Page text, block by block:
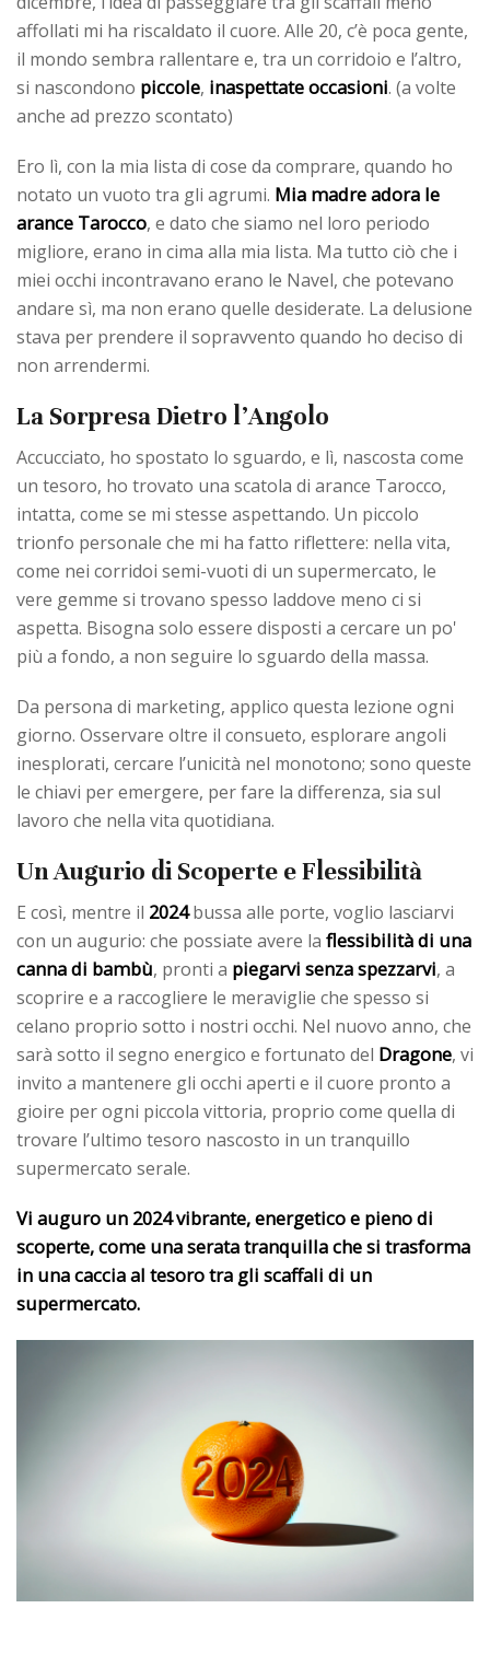
affollati mi ha riscaldato il cuore. Alle 20, c’è poca gente,
il mondo sembra rallentare e, tra un corridoio e l’altro,
si nascondono piccole, inaspettateoccasioni. (a volte
anche ad prezzo scontato)
Ero lì, con la mia lista di cose da comprare, quando ho
notato un vuoto tra gli agrumi. Mia madre adora le
arance Tarocco, e dato che siamo nel loro periodo
migliore, erano in cima alla mia lista. Ma tutto ciò che i
miei occhi incontravano erano le Navel, che potevano
andare sì, ma non erano quelle desiderate. La delusione
stava per prendere il sopravvento quando ho deciso di
non arrendermi.
La Sorpresa Dietro l’Angolo
Accucciato, ho spostato lo sguardo, e lì, nascosta come
un tesoro, ho trovato una scatola di arance Tarocco,
intatta, come se mi stesse aspettando. Un piccolo
trionfo personale che mi ha fatto riflettere: nella vita,
come nei corridoi semi-vuoti di un supermercato, le
vere gemme si trovano spesso laddove meno ci si
aspetta. Bisogna solo essere disposti a cercare un po'
più a fondo, a non seguire lo sguardo della massa.
Da persona di marketing, applico questa lezione ogni
giorno. Osservare oltre il consueto, esplorare angoli
inesplorati, cercare l’unicità nel monotono; sono queste
le chiavi per emergere, per fare la differenza, sia sul
lavoro che nella vita quotidiana.
Un Augurio di Scoperte e Flessibilità
E così, mentre il 2024bussa alle porte, voglio lasciarvi
con un augurio: che possiate avere la flessibilità di una
canna di bambù, pronti a piegarvi senza spezzarvi, a
scoprire e a raccogliere le meraviglie che spesso si
celano proprio sotto i nostri occhi. Nel nuovo anno, che
sarà sotto il segno energico e fortunato del Dragone, vi
invito a mantenere gli occhi aperti e il cuore pronto a
gioire per ogni piccola vittoria, proprio come quella di
trovare l’ultimo tesoro nascosto in un tranquillo
supermercato serale.
Vi auguro un 2024 vibrante, energetico e pieno di
scoperte, come una serata tranquilla che si trasforma
in una caccia al tesoro tra gli scaffali di un
supermercato.